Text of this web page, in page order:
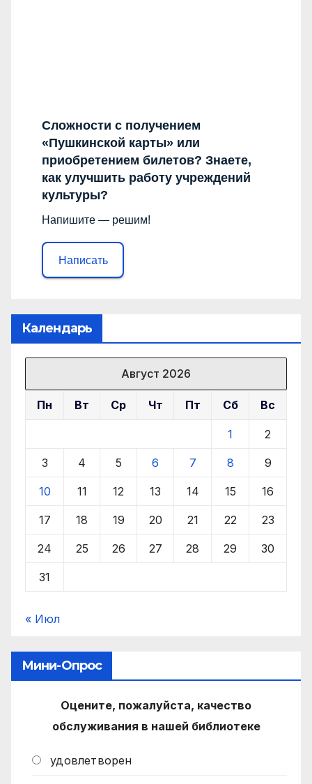
Сложности с получением
«Пушкинской карты» или
приобретением билетов? Знаете,
как улучшить работу учреждений
культуры?
Напишите — решим!
Написать
Календарь
Август 2026
Пн Вт Ср Чт Пт Сб Вс
1 2
3 4 5 6 7 8 9
10 11 12 13 14 15 16
17 18 19 20 21 22 23
24 25 26 27 28 29 30
31
« Июл
Мини-Опрос
Оцените, пожалуйста, качество
обслуживания в нашей библиотеке
удовлетворен